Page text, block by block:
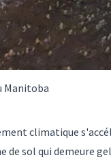
Manitoba
climatique
de sol qui demeure